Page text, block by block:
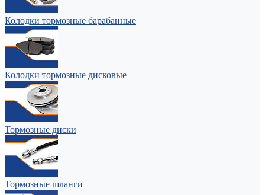
Колодки тормозные барабанные
Колодки тормозные дисковые
Тормозные диски
Тормозные шланги